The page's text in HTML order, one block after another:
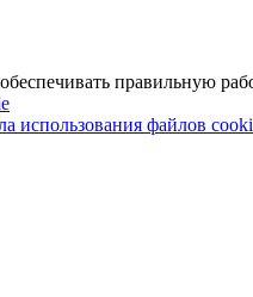
правильную
использования файлов